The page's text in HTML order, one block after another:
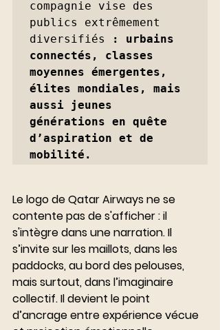
compagnie vise des
publics extrêmement
diversifiés
: urbains
connectés, classes
moyennes émergentes,
élites mondiales, mais
aussi jeunes
générations en quête
d’aspiration et de
mobilité.
Le logo de Qatar Airways ne se
contente pas de s'afficher : il
s'intègre dans une narration. Il
s’invite sur les maillots, dans les
paddocks, au bord des pelouses,
mais surtout, dans l’imaginaire
collectif. Il devient le point
d’ancrage entre expérience vécue